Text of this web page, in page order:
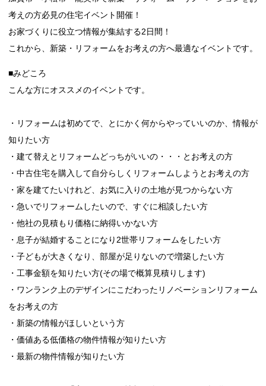
考えの方必見の住宅イベント開催！
お家づくりに役立つ情報が集結する2日間！
これから、新築・リフォームをお考えの方へ最適なイベントです。
■みどころ
こんな方にオススメのイベントです。
・リフォームは初めてで、とにかく何からやっていいのか、情報が
知りたい方
・建て替えとリフォームどっちがいいの・・・とお考えの方
・中古住宅を購入して自分らしくリフォームしようとお考えの方
・家を建てたいけれど、お気に入りの土地が見つからない方
・急いでリフォームしたいので、すぐに相談したい方
・他社の見積もり価格に納得いかない方
・息子が結婚することになり2世帯リフォームをしたい方
・子どもが大きくなり、部屋が足りないので増築したい方
・工事金額を知りたい方(その場で概算見積りします)
・ワンランク上のデザインにこだわったリノベーションリフォーム
をお考えの方
・新築の情報がほしいという方
・価値ある低価格の物件情報が知りたい方
・最新の物件情報が知りたい方